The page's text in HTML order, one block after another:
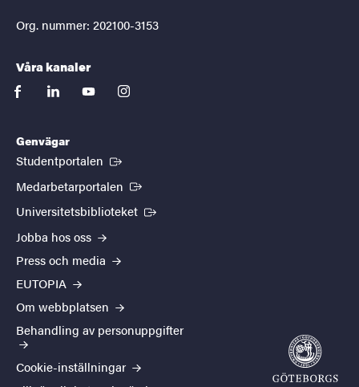
Org. nummer: 202100-3153
Våra kanaler
facebooklinkedinyoutubeinstagram
Genvägar
Studentportalen (Extern länk)
Medarbetarportalen (Extern länk)
Universitetsbiblioteket (Extern länk)
Jobba hos oss
Press och media
EUTOPIA
Om webbplatsen
Behandling av personuppgifter
Cookie-inställningar